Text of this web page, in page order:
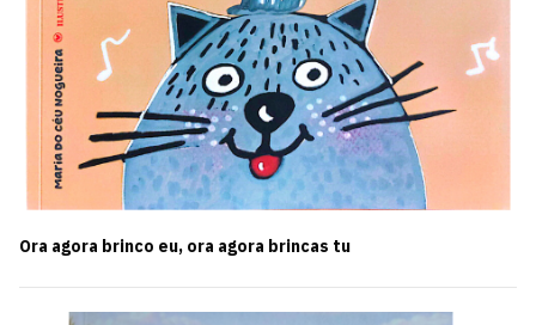
Ora agora brinco eu, ora agora brincas tu